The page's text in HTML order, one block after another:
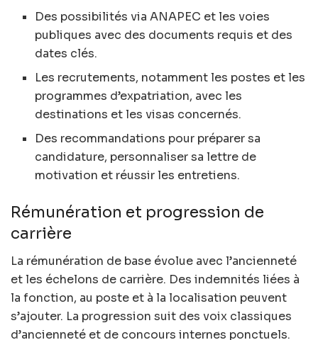
Des possibilités via ANAPEC et les voies
publiques avec des documents requis et des
dates clés.
Les recrutements, notamment les postes et les
programmes d’expatriation, avec les
destinations et les visas concernés.
Des recommandations pour préparer sa
candidature, personnaliser sa lettre de
motivation et réussir les entretiens.
Rémunération et progression de
carrière
La rémunération de base évolue avec l’ancienneté
et les échelons de carrière. Des indemnités liées à
la fonction, au poste et à la localisation peuvent
s’ajouter. La progression suit des voix classiques
d’ancienneté et de concours internes ponctuels.